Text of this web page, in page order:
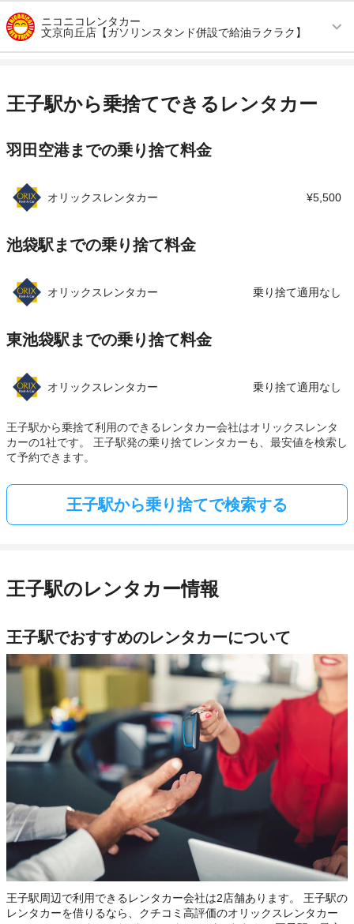
営業時間 毎日 09:00 ～ 19:00
アクセス 最寄り空港より徒歩で約9分（送迎なし）
店舗詳細 店舗詳細ページはこちら
ニコニコレンタカー
文京向丘店【ガソリンスタンド併設で給油ラクラク】
アクセス 東大前駅より徒歩で約5分（送迎なし）
店舗詳細 店舗詳細ページはこちら
王子駅から乗捨てできるレンタカー
羽田空港までの乗り捨て料金
オリックスレンタカー ¥5,500
池袋駅までの乗り捨て料金
オリックスレンタカー 乗り捨て適用なし
東池袋駅までの乗り捨て料金
オリックスレンタカー 乗り捨て適用なし
王子駅から乗捨て利用のできるレンタカー会社はオリックスレンタ
カーの1社です。 王子駅発の乗り捨てレンタカーも、最安値を検索し
て予約できます。
王子駅から乗り捨てで検索する
王子駅のレンタカー情報
王子駅でおすすめのレンタカーについて
王子駅周辺で利用できるレンタカー会社は2店舗あります。 王子駅の
レンタカーを借りるなら、クチコミ高評価のオリックスレンタカー